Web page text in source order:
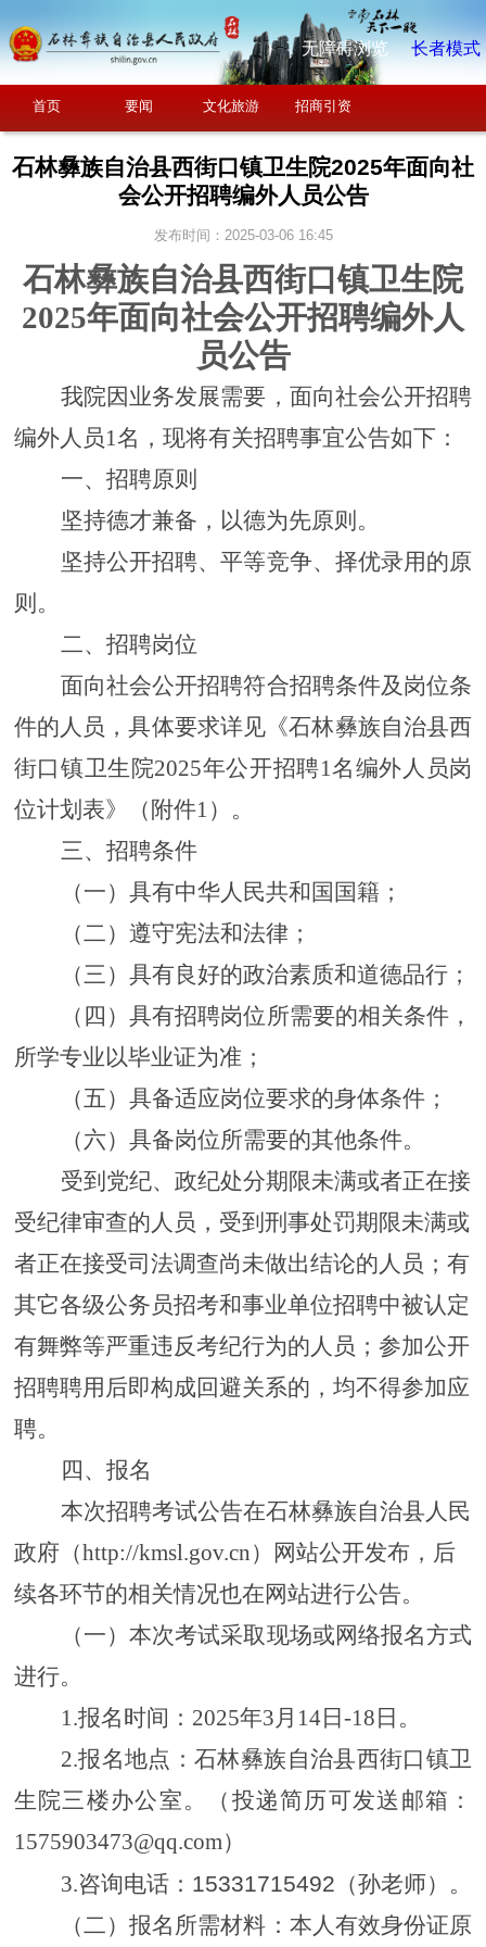
无障碍浏览 长者模式
首页 要闻 文化旅游 招商引资
石林彝族自治县西街口镇卫生院2025年面向社
会公开招聘编外人员公告
发布时间：2025-03-06 16:45
石林彝族自治县西街口镇卫生院
2025年面向社会公开招聘编外人
员公告
我院因业务发展需要，面向社会公开招聘
编外人员1名 ，现将有关招聘事宜公告如下：
一、招聘原则
坚持德才兼备，以德为先原则 。
坚持公开招聘、平等竞争、择优录用的原
则。
二、招聘岗位
面向社会公开招聘符合招聘条件及岗位条
件的人员，具体要求详见《石林彝族自治县西
街口镇卫生院2025年公开招聘1名编外人员岗
位计划表》（附件1） 。
三、招聘条件
（一）具有中华人民共和国国籍；
（二）遵守宪法和法律；
（三）具有良好的政治素质和道德品行；
（四）具有招聘岗位所需要的相关条件，
所学专业以毕业证为准；
（五）具备适应岗位要求的身体条件；
（六）具备岗位所需要的其他条件。
受到党纪、政纪处分期限未满或者正在接
受纪律审查的人员，受到刑事处罚期限未满或
者正在接受司法调查尚未做出结论的人员；有
其它各级公务员招考和事业单位招聘中被认定
有舞弊等严重违反考纪行为的人员；参加公开
招聘聘用后即构成回避关系的，均不得参加应
聘。
四、报名
本次招聘考试公告在石林彝族自治县人民
政府（http://kmsl.gov.cn）网站公开发布，后
续各环节的相关情况也在网站进行公告。
（一）本次考试采取现场或网络报名方式
进行。
1.报名时间： 2025年3月 14日 -18 日。
2.报名地点：石林彝族自治县西街口镇卫
生院三楼办公室。（投递简历可发送邮箱：
1575903473@qq.com）
3.咨询电话： 15331715492 （孙老师）。
（二）报名所需材料：本人有效身份证原